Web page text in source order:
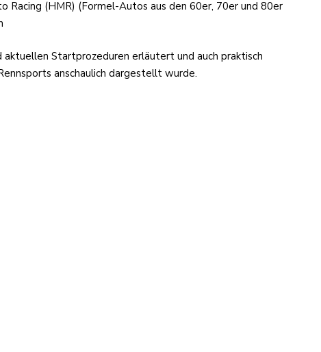
Racing (HMR) (Formel-Autos aus den 60er, 70er und 80er
aktuellen Startprozeduren erläutert und auch praktisch
anschaulich dargestellt wurde.